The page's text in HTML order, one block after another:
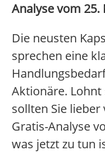
Analyse vom
Die neusten
sprechen eine
Aktionäre. Lohnt
sollten Sie
Gratis-Analyse
was jetzt zu tun